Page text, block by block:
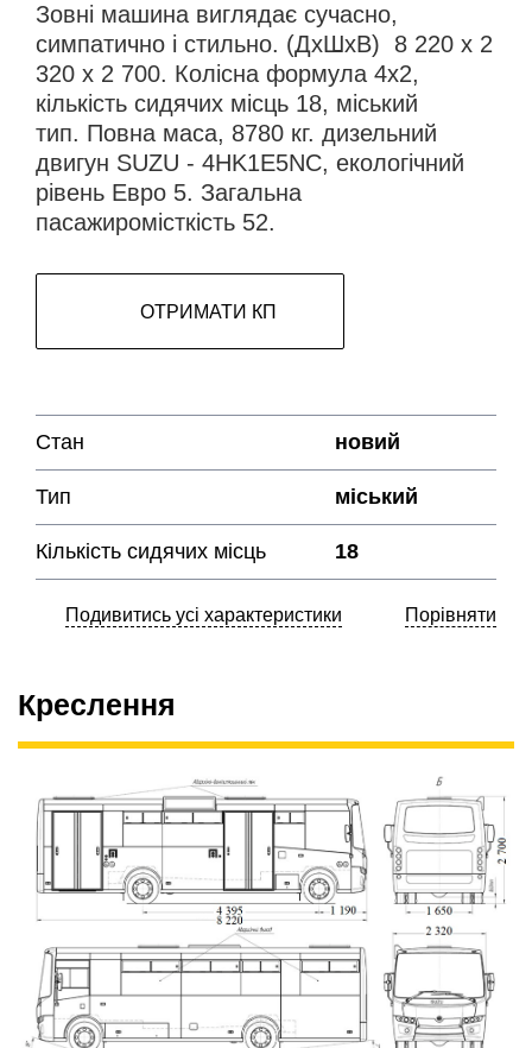
Зовні машина виглядає сучасно,
симпатично і стильно. (ДхШхВ) 8 220 х 2
320 х 2 700. Колісна формула 4х2,
кількість сидячих місць 18, міський
тип. Повна маса, 8780 кг. дизельний
двигун SUZU - 4HK1E5NC, екологічний
рівень Евро 5. Загальна
пасажиромісткість 52.
ОТРИМАТИ КП
Стан новий
Тип міський
Кількість сидячих місць 18
Подивитись усі характеристики Порівняти
Креслення